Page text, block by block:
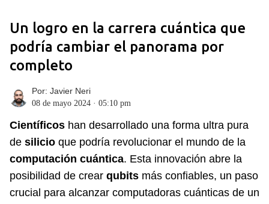
Un logro en la carrera cuántica que
podría cambiar el panorama por
completo
Por: Javier Neri
08 de mayo 2024 · 05:10 pm
Científicos han desarrollado una forma ultra pura
de silicio que podría revolucionar el mundo de la
computación cuántica. Esta innovación abre la
posibilidad de crear qubits más confiables, un paso
crucial para alcanzar computadoras cuánticas de un